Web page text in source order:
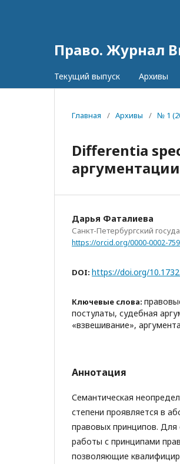
Право. Журнал
Текущий выпуск Архивы
Главная / Архивы / № 1
Differentia
аргументации
Дарья Фаталиева
Санкт-Петербургский
https://orcid.org/0000-0002-
DOI: https://doi.org/
Ключевые слова:
постулаты, судебная
«взвешивание»,
Аннотация
Семантическая
степени проявляется в
правовых принципов.
работы с принципами
позволяющие